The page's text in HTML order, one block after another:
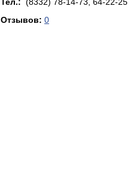
Тел.: (8332) 78-14-73, 64-22-25
Отзывов: 0